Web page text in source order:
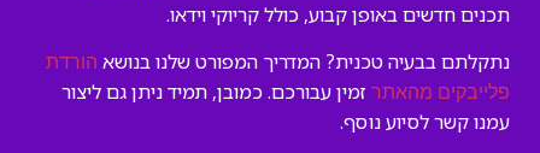
תכנים חדשים באופן קבוע, כולל קריוקי וידאו.
נתקלתם בבעיה טכנית? המדריך המפורט שלנו בנושא הורדת
פלייבקים מהאתר זמין עבורכם. כמובן, תמיד ניתן גם ליצור
עמנו קשר לסיוע נוסף.